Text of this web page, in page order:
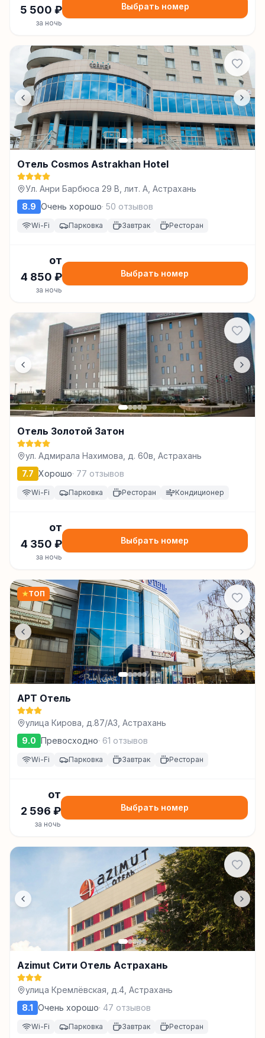
5 500 ₽
за ночь
Выбрать номер
Отель Cosmos Astrakhan Hotel
Ул. Анри Барбюса 29 B, лит. А, Астрахань
8.9 Очень хорошо· 50 отзывов
Wi-Fi Парковка Завтрак Ресторан
от
4 850 ₽
за ночь
Выбрать номер
Отель Золотой Затон
ул. Адмирала Нахимова, д. 60в, Астрахань
7.7 Хорошо· 77 отзывов
Wi-Fi Парковка Ресторан Кондиционер
от
4 350 ₽
за ночь
Выбрать номер
★ТОП
АРТ Отель
улица Кирова, д.87/А3, Астрахань
9.0 Превосходно· 61 отзывов
Wi-Fi Парковка Завтрак Ресторан
от
2 596 ₽
за ночь
Выбрать номер
Azimut Сити Отель Астрахань
улица Кремлёвская, д.4, Астрахань
8.1 Очень хорошо· 47 отзывов
Wi-Fi Парковка Завтрак Ресторан